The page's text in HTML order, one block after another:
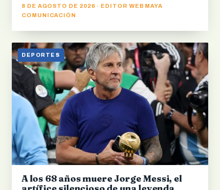
8 DE AGOSTO DE 2026 · EDITOR WEB MAYA
COMUNICACIÓN
DEPORTES
A los 68 años muere Jorge Messi, el